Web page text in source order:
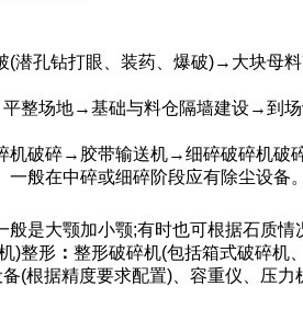
孔钻打眼、装药、爆破)→大块母
平整场地→基础与料仓隔墙建设→
破碎→胶带输送机→细碎破碎机
般在中碎或细碎阶段应有除尘设备。
般是大颚加小颚;有时也可根据石质
)整形 ： 整形破碎机(包括箱式破碎机
(根据精度要求配置)、容重仪、压力